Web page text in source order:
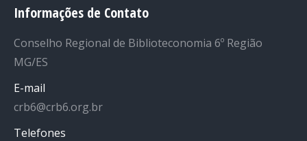
Informações de Contato
Conselho Regional de Biblioteconomia 6º Região
MG/ES
E-mail
crb6@crb6.org.br
Telefones